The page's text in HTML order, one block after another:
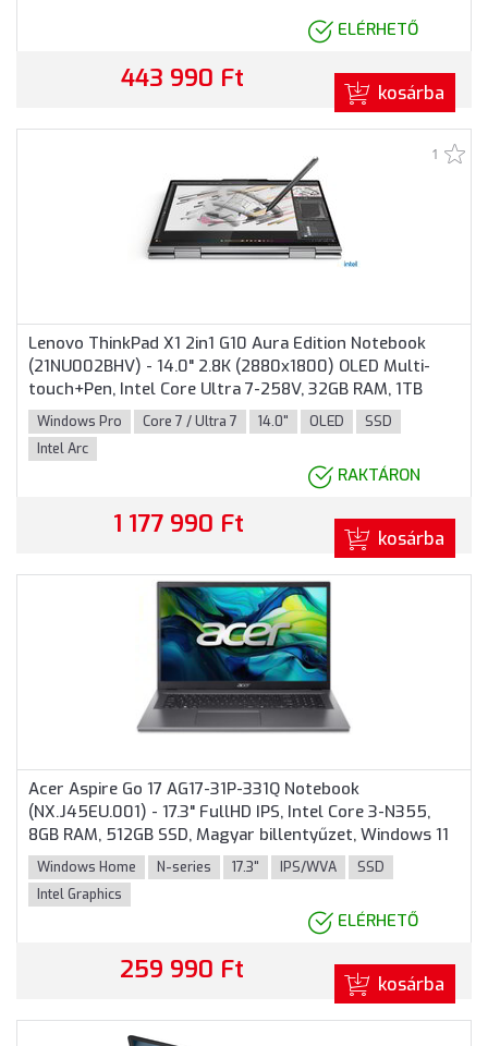
ELÉRHETŐ
443 990 Ft kosárba
1
Lenovo ThinkPad X1 2in1 G10 Aura Edition Notebook
(21NU002BHV) - 14.0" 2.8K (2880x1800) OLED Multi-
touch+Pen, Intel Core Ultra 7-258V, 32GB RAM, 1TB
SSD, 5G WWAN, Windows 11 Professional, 3 év garancia,
Szürke színben
Windows Pro Core 7 / Ultra 7 14.0" OLED
SSD
Intel Arc
RAKTÁRON
1 177 990 Ft kosárba
Acer Aspire Go 17 AG17-31P-331Q Notebook
(NX.J45EU.001) - 17.3" FullHD IPS, Intel Core 3-N355,
8GB RAM, 512GB SSD, Magyar billentyűzet, Windows 11
Home, 3 év garancia, Szürke színben
Windows Home N-series 17.3" IPS/WVA
SSD
Intel Graphics
ELÉRHETŐ
259 990 Ft kosárba